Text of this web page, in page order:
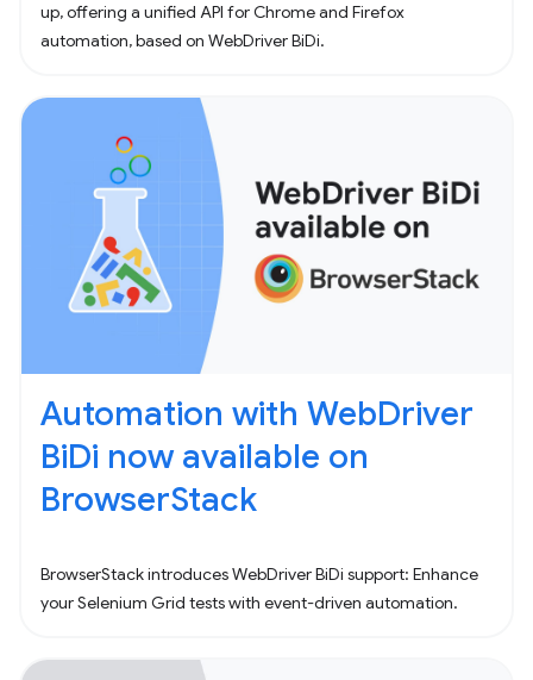
up, offering a unified API for Chrome and Firefox
automation, based on WebDriver BiDi.
Automation with WebDriver
BiDi now available on
BrowserStack
BrowserStack introduces WebDriver BiDi support: Enhance
your Selenium Grid tests with event-driven automation.